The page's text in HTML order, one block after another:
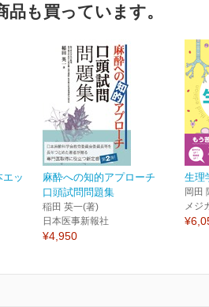
も買っています。
ッ
麻酔への知的アプローチ
口頭試問問題集
稲田 英一(著)
日本医事新報社
¥4,950
生理
岡田
メジ